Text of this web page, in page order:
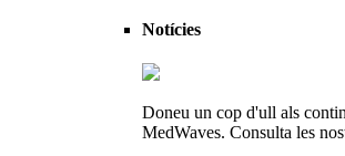
Notícies
Doneu un cop d'ull als
MedWaves. Consulta les